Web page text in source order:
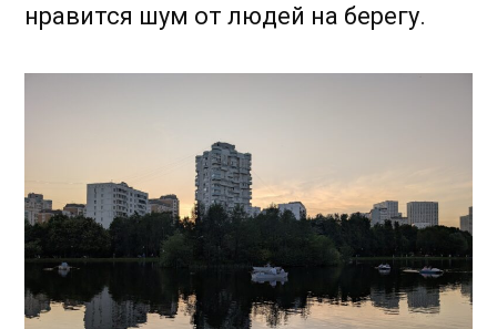
нравится шум от людей на берегу.